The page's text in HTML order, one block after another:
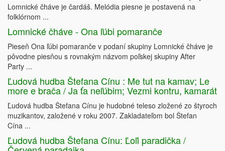
Lomnické čháve je čardáš. Melódia piesne je postavená na
folklórnom ...
Lomnické čháve - Ona ľúbi pomaranče
Pieseň Ona ľúbi pomaranče v podaní skupiny Lomnické čháve je
pôvodne piesňou s rovnakým názvom poľskej skupiny After
Party ...
Ľudová hudba Štefana Cínu : Me tut na kamav; Le
more e brača / Ja ťa neľúbim; Vezmi kontru, kamarát
Ľudová hudba Štefana Cínu je hudobné teleso zložené zo štyroch
muzikantov, založené v roku 2007. Zakladateľom bol Štefan
Cína ...
Ľudová hudba Štefana Cínu: Ľoľi paradička /